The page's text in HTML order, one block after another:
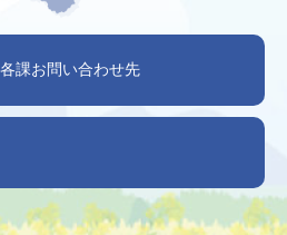
課お問い合わせ先